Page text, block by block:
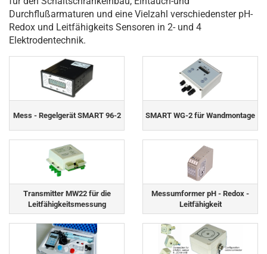
Durchflußarmaturen und eine Vielzahl verschiedenster pH-
Redox und Leitfähigkeits Sensoren in 2- und 4
Elektrodentechnik.
Mess - Regelgerät SMART 96-2 SMART WG-2 für Wandmontage
Transmitter MW22 für die
Leitfähigkeitsmessung
Messumformer pH - Redox -
Leitfähigkeit